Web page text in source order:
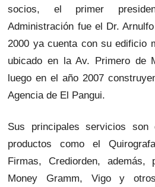
socios, el primer
Administración fue el Dr.
2000 ya cuenta con su edificio
ubicado en la Av. Primero de
luego en el año 2007
Agencia de El Pangui.
Sus principales servicios son
productos como el
Firmas, Crediorden,
Money Gramm, Vigo y